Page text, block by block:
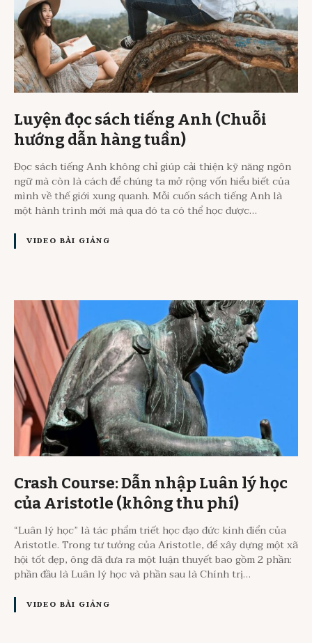
Luyện đọc sách tiếng Anh (Chuỗi
hướng dẫn hàng tuần)
Đọc sách tiếng Anh không chỉ giúp cải thiện kỹ năng ngôn
ngữ mà còn là cách để chúng ta mở rộng vốn hiểu biết của
mình về thế giới xung quanh. Mỗi cuốn sách tiếng Anh là
một hành trình mới mà qua đó ta có thể học được…
VIDEO BÀI GIẢNG
Crash Course: Dẫn nhập Luân lý học
của Aristotle (không thu phí)
“Luân lý học” là tác phẩm triết học đạo đức kinh điển của
Aristotle. Trong tư tưởng của Aristotle, để xây dựng một xã
hội tốt đẹp, ông đã đưa ra một luận thuyết bao gồm 2 phần:
phần đầu là Luân lý học và phần sau là Chính trị…
VIDEO BÀI GIẢNG